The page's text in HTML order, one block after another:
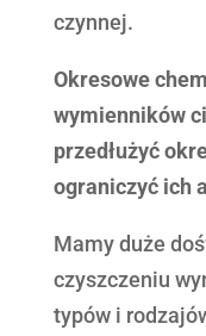
czynnej.
Okresowe
wymienników
przedłużyć
ograniczyć ich
Mamy duże
czyszczeniu
typów i